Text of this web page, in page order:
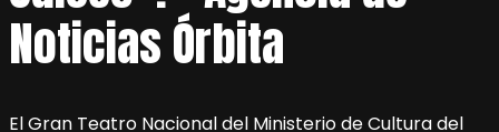
Noticias Órbita
El Gran Teatro Nacional del Ministerio de Cultura del